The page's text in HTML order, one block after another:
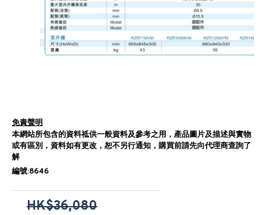
免責聲明
本網站所包含的資料祗供一般資料及參考之用，產品圖片及描述與實物
或有區別，資料如有更改，恕不另行通知，購買前請先向代理商查詢了
解
編號:8646
HK$36,080